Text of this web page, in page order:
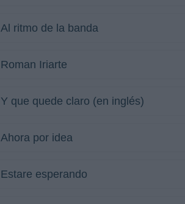
Al ritmo de la banda
Roman Iriarte
Y que quede claro (en inglés)
Ahora por idea
Estare esperando